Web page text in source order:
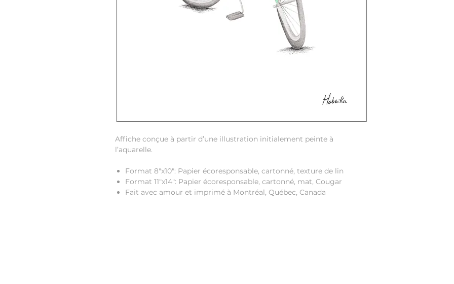
Affiche conçue à partir d’une illustration initialement peinte à
l’aquarelle.
Format 8"x10": Papier écoresponsable, cartonné, texture de lin
Format 11"x14": Papier écoresponsable, cartonné, mat, Cougar
Fait avec amour et imprimé à Montréal, Québec, Canada